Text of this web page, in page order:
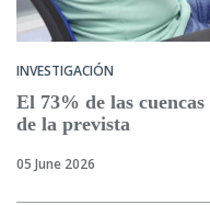
INVESTIGACIÓN
El 73% de las
de la prevista
05 June 2026